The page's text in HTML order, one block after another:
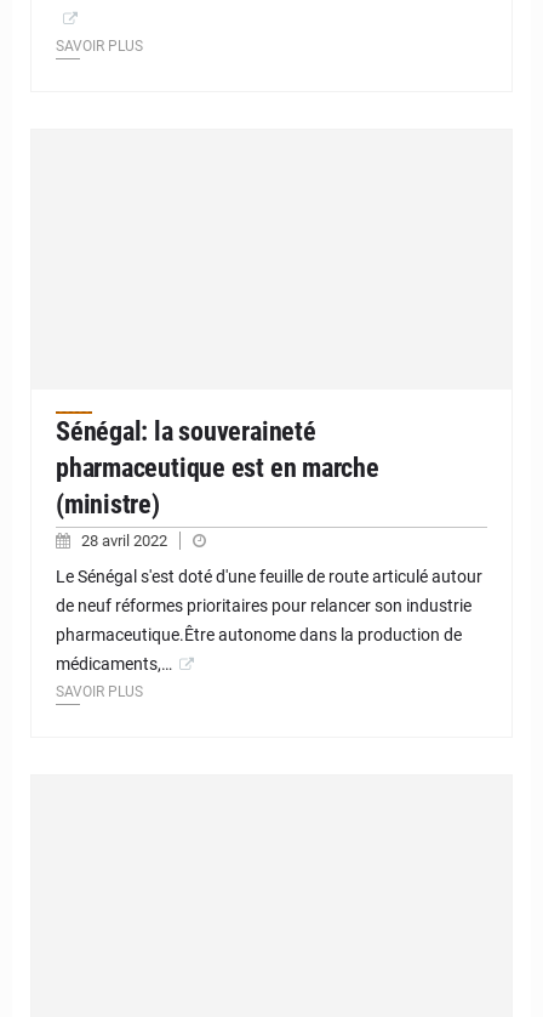
SAVOIR PLUS
Sénégal: la souveraineté
pharmaceutique est en marche
(ministre)
28 avril 2022
Le Sénégal s'est doté d'une feuille de route articulé autour
de neuf réformes prioritaires pour relancer son industrie
pharmaceutique.Être autonome dans la production de
médicaments,…
SAVOIR PLUS